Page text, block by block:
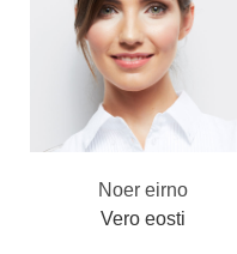
Noer eirno
Vero eosti